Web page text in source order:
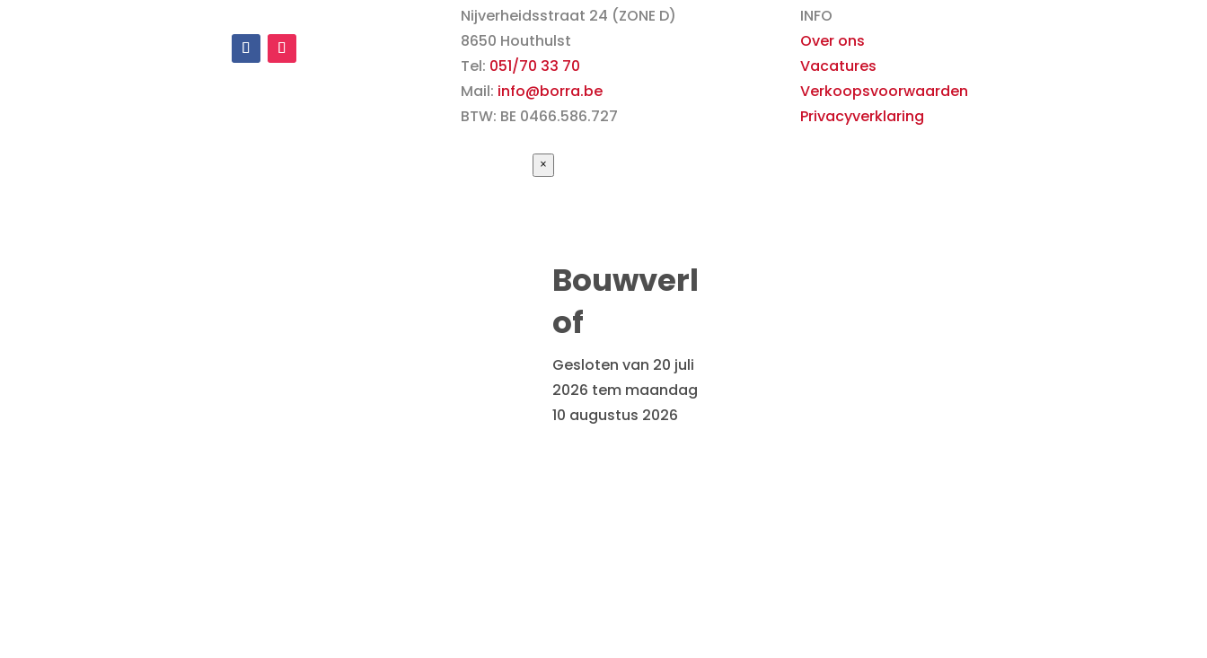
Nijverheidsstraat 24 (ZONE D)
8650 Houthulst
Tel: 051/70 33 70
Mail: info@borra.be
BTW: BE 0466.586.727
INFO
Over ons
Vacatures
Verkoopsvoorwaarden
Privacyverklaring
×
Bouwverl
of
Gesloten van 20 juli
2026 tem maandag
10 augustus 2026